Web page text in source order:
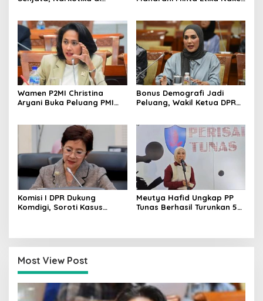
Wamen P2MI Christina
Aryani Buka Peluang PMI
Bonus Demografi Jadi
Peluang, Wakil Ketua DPR
Komisi I DPR Dukung
Komdigi, Soroti Kasus
Meutya Hafid Ungkap PP
Tunas Berhasil Turunkan 5
Most View Post